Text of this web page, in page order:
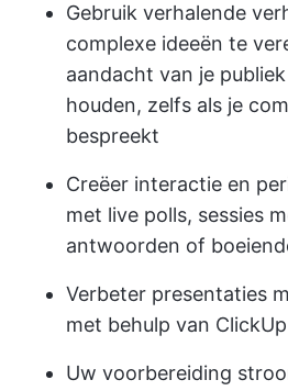
Gebruik verhalende
complexe ideeën te
aandacht van je
houden, zelfs als je
bespreekt
Creëer interactie en
met live polls, sessies
antwoorden of
Verbeter presentaties
met behulp van
Uw voorbereiding